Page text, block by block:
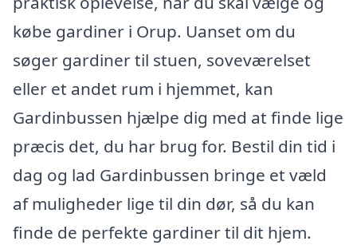
købe gardiner i Orup. Uanset om du
søger gardiner til stuen, soveværelset
eller et andet rum i hjemmet, kan
Gardinbussen hjælpe dig med at finde lige
præcis det, du har brug for. Bestil din tid i
dag og lad Gardinbussen bringe et væld
af muligheder lige til din dør, så du kan
finde de perfekte gardiner til dit hjem.